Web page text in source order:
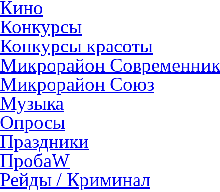
Кино
Конкурсы
Конкурсы красоты
Микрорайон Современник
Микрорайон Союз
Музыка
Опросы
Праздники
ПробаW
Рейды / Криминал